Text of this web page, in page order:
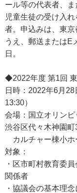
ール等の代表者、
児童生徒の受け入
者。申込みは、東
うえ、郵送またはE
日。
◆2022年度 第1回
日時：2022年6月
13:30）
会場：国立オリン
渋谷区代々木神園町
カルチャー棟小ホ
対象：
・区市町村教育委
関係者
・協議会の基本理